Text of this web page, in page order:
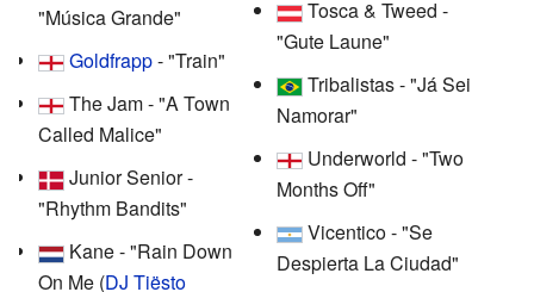
"Música Grande"
Goldfrapp- "Train"
The Jam - "A Town
Called Malice"
Junior Senior -
"Rhythm Bandits"
Kane - "Rain Down
On Me (DJ Tiësto
Tosca & Tweed -
"Gute Laune"
Tribalistas - "Já Sei
Namorar"
Underworld - "Two
Months Off"
Vicentico - "Se
Despierta La Ciudad"